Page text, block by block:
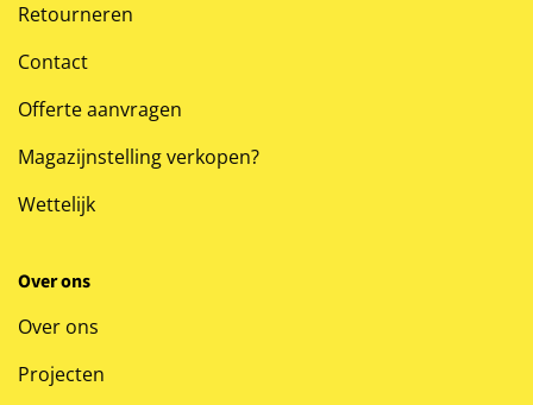
Retourneren
Contact
Offerte aanvragen
Magazijnstelling verkopen?
Wettelijk
Over ons
Over ons
Projecten